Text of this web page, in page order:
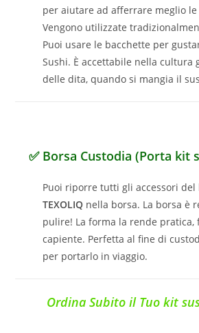
per aiutare ad afferrare meglio
Vengono utilizzate
Puoi usare le bacchette per
Sushi. È accettabile nella cultura
delle dita, quando si mangia il
✅ Borsa Custodia (Porta kit
Puoi riporre tutti gli accessori del
TEXOLIQ nella borsa. La borsa è
pulire! La forma la rende pratica,
capiente. Perfetta al fine di
per portarlo in viaggio.
Ordina Subito il Tuo kit